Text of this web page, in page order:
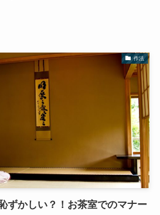
作法
ずかしい？！お茶室でのマナー